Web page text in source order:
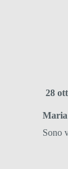
28
Maria
Sono